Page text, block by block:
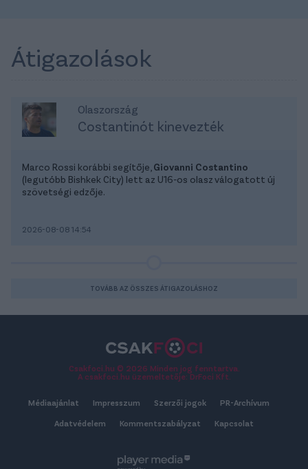
Átigazolások
Olaszország
Costantinót kinevezték
Marco Rossi korábbi segítője, Giovanni Costantino
(legutóbb Bishkek City) lett az U16-os olasz válogatott új
szövetségi edzője.
2026-08-08 14:54
TOVÁBB AZ ÖSSZES ÁTIGAZOLÁSHOZ
Csakfoci.hu © 2026 Minden jog fenntartva.
A csakfoci.hu üzemeltetője: DrFoci Kft.
Médiaajánlat Impresszum Szerzői jogok PR-Archívum
Adatvédelem Kommentszabályzat Kapcsolat